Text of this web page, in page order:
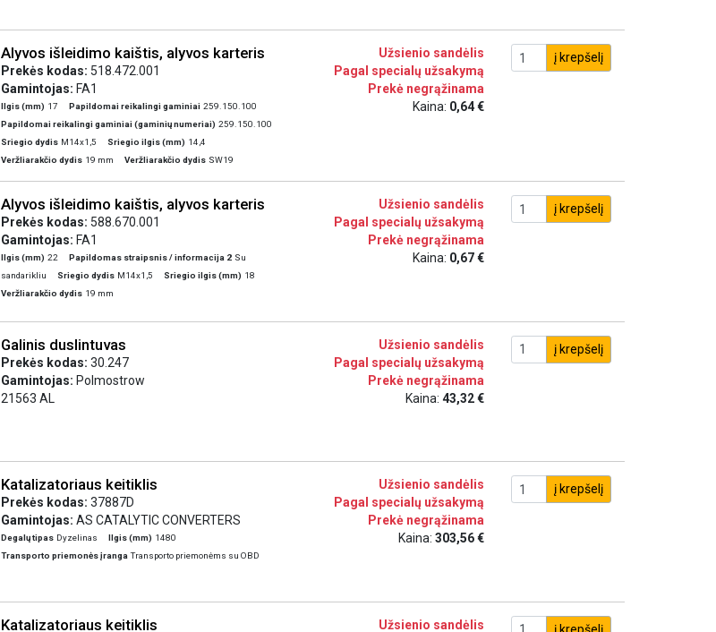
Alyvos išleidimo kaištis, alyvos karteris
Prekės kodas: 518.472.001
Gamintojas: FA1
Ilgis (mm) 17 Papildomai reikalingi gaminiai 259.150.100
Papildomai reikalingi gaminiai (gaminių numeriai) 259.150.100
Sriegio dydis M14x1,5 Sriegio ilgis (mm) 14,4
Veržliarakčio dydis 19 mm Veržliarakčio dydis SW19
Užsienio sandėlis
Pagal specialų užsakymą
Prekė negrąžinama
Kaina: 0,64 €
į krepšelį
Alyvos išleidimo kaištis, alyvos karteris
Prekės kodas: 588.670.001
Gamintojas: FA1
Ilgis (mm) 22 Papildomas straipsnis / informacija 2 Su
sandarikliu
Sriegio dydis M14x1,5 Sriegio ilgis (mm) 18
Veržliarakčio dydis 19 mm
Užsienio sandėlis
Pagal specialų užsakymą
Prekė negrąžinama
Kaina: 0,67 €
į krepšelį
Galinis duslintuvas
Prekės kodas: 30.247
Gamintojas: Polmostrow
21563 AL
Užsienio sandėlis
Pagal specialų užsakymą
Prekė negrąžinama
Kaina: 43,32 €
į krepšelį
Katalizatoriaus keitiklis
Prekės kodas: 37887D
Gamintojas: AS CATALYTIC CONVERTERS
Degalų tipas Dyzelinas Ilgis (mm) 1480
Transporto priemonės įranga Transporto priemonėms su OBD
Užsienio sandėlis
Pagal specialų užsakymą
Prekė negrąžinama
Kaina: 303,56 €
į krepšelį
Katalizatoriaus keitiklis Užsienio sandėlis į krepšelį